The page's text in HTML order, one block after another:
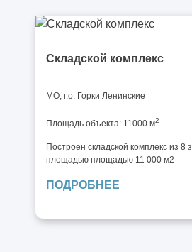
Складской комплекс
МО, г.о. Горки Ленинские
Площадь объекта: 11000 м2
Построен складской комплекс из 8
площадью площадью 11 000 м2
ПОДРОБНЕЕ